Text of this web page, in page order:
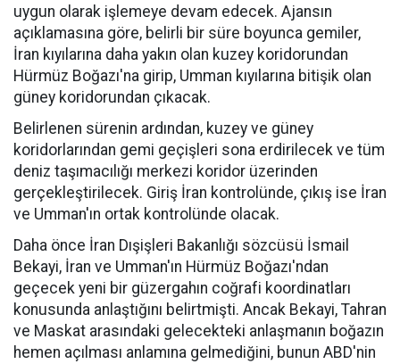
uygun olarak işlemeye devam edecek. Ajansın
açıklamasına göre, belirli bir süre boyunca gemiler,
İran kıyılarına daha yakın olan kuzey koridorundan
Hürmüz Boğazı'na girip, Umman kıyılarına bitişik olan
güney koridorundan çıkacak.
Belirlenen sürenin ardından, kuzey ve güney
koridorlarından gemi geçişleri sona erdirilecek ve tüm
deniz taşımacılığı merkezi koridor üzerinden
gerçekleştirilecek. Giriş İran kontrolünde, çıkış ise İran
ve Umman'ın ortak kontrolünde olacak.
Daha önce İran Dışişleri Bakanlığı sözcüsü İsmail
Bekayi, İran ve Umman'ın Hürmüz Boğazı'ndan
geçecek yeni bir güzergahın coğrafi koordinatları
konusunda anlaştığını belirtmişti. Ancak Bekayi, Tahran
ve Maskat arasındaki gelecekteki anlaşmanın boğazın
hemen açılması anlamına gelmediğini, bunun ABD'nin